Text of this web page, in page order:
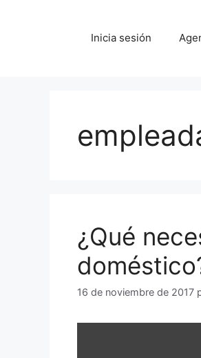
Inicia sesión
¿Qué
16 de noviembre de 2017